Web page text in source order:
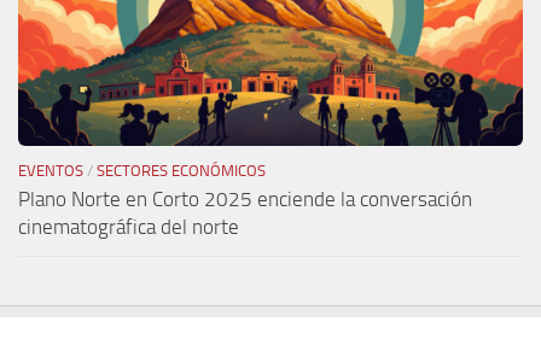
EVENTOS / SECTORES ECONÓMICOS
Plano Norte en Corto 2025 enciende la conversación
cinematográfica del norte